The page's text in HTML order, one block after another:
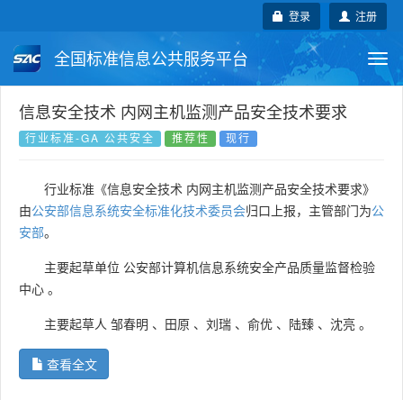
注册
登录
全国标准信息公共服务平台
国家标准 行业标准 地方标准
国外标准 技术委员会
信息安全技术 内网主机监测产品安全技术要求
行业标准-GA 公共安全 推荐性 现行
行业标准《信息安全技术 内网主机监测产品安全技术要求》
由公安部信息系统安全标准化技术委员会归口上报，主管部门为公
安部。
主要起草单位 公安部计算机信息系统安全产品质量监督检验
中心 。
主要起草人 邹春明 、 田原 、 刘瑞 、 俞优 、 陆臻 、 沈亮 。
查看全文